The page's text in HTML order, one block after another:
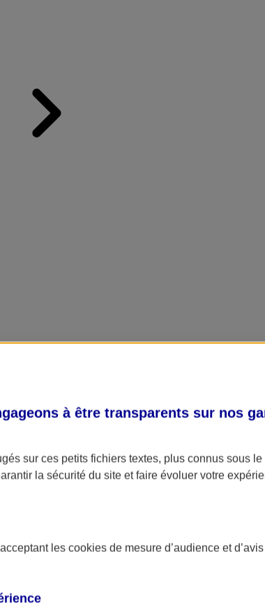
à être transparents sur nos
sur ces petits fichiers textes, plus connus sous le
la sécurité du site et faire évoluer votre
les cookies de mesure d’audience et